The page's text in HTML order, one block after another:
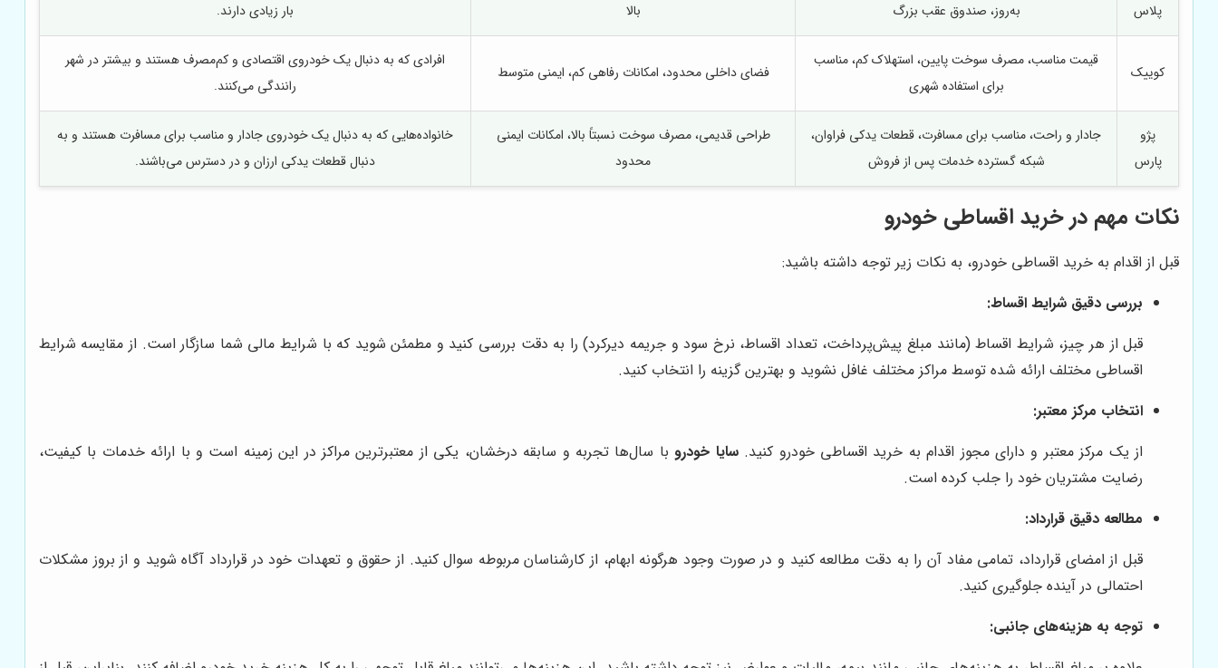
پلاس
به‌روز، صندوق عقب بزرگ
بالا
بار زیادی دارند.
کوییک
قیمت مناسب، مصرف سوخت پایین، استهلاک کم، مناسب
برای استفاده شهری
فضای داخلی محدود، امکانات رفاهی کم، ایمنی متوسط
افرادی که به دنبال یک خودروی اقتصادی و کم‌مصرف هستند و بیشتر در شهر
رانندگی می‌کنند.
پژو
پارس
جادار و راحت، مناسب برای مسافرت، قطعات یدکی فراوان،
شبکه گسترده خدمات پس از فروش
طراحی قدیمی، مصرف سوخت نسبتاً بالا، امکانات ایمنی
محدود
خانواده‌هایی که به دنبال یک خودروی جادار و مناسب برای مسافرت هستند و به
دنبال قطعات یدکی ارزان و در دسترس می‌باشند.
نکات مهم در خرید اقساطی خودرو
قبل از اقدام به خرید اقساطی خودرو، به نکات زیر توجه داشته باشید:
بررسی دقیق شرایط اقساط:
قبل از هر چیز، شرایط اقساط (مانند مبلغ پیش‌پرداخت، تعداد اقساط، نرخ سود و جریمه دیرکرد) را به دقت بررسی کنید و مطمئن شوید که با شرایط مالی شما سازگار است. از مقایسه شرایط
اقساطی مختلف ارائه شده توسط مراکز مختلف غافل نشوید و بهترین گزینه را انتخاب کنید.
انتخاب مرکز معتبر:
از یک مرکز معتبر و دارای مجوز اقدام به خرید اقساطی خودرو کنید.سایا خودروبا سال‌ها تجربه و سابقه درخشان، یکی از معتبرترین مراکز در این زمینه است و با ارائه خدمات با کیفیت،
رضایت مشتریان خود را جلب کرده است.
مطالعه دقیق قرارداد:
قبل از امضای قرارداد، تمامی مفاد آن را به دقت مطالعه کنید و در صورت وجود هرگونه ابهام، از کارشناسان مربوطه سوال کنید. از حقوق و تعهدات خود در قرارداد آگاه شوید و از بروز مشکلات
احتمالی در آینده جلوگیری کنید.
توجه به هزینه‌های جانبی: